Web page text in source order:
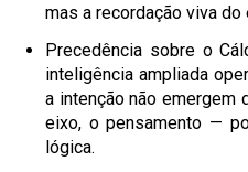
mas a recordação viva
Precedência sobre o
inteligência ampliada
a intenção não emergem
eixo, o pensamento —
lógica.